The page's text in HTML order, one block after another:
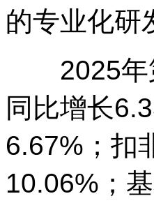
的专业化研
2025年第
同比增长
6.67%；扣
10.06%；